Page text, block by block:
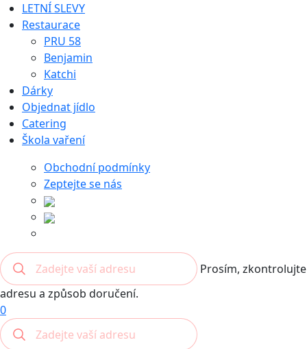
LETNÍ SLEVY
Restaurace
PRU 58
Benjamin
Katchi
Dárky
Objednat jídlo
Catering
Škola vaření
Obchodní podmínky
Zeptejte se nás
Prosím, zkontrolujte
adresu a způsob doručení.
0